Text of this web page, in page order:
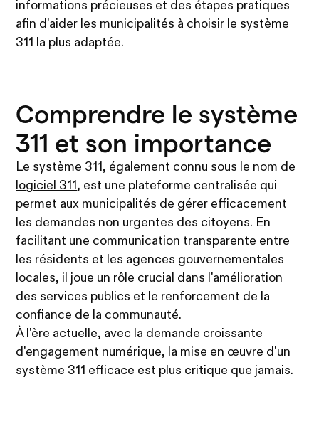
informations précieuses et des étapes pratiques
afin d'aider les municipalités à choisir le système
311 la plus adaptée.
Comprendre le système
311 et son importance
Le système 311, également connu sous le nom de
logiciel 311 , est une plateforme centralisée qui
permet aux municipalités de gérer efficacement
les demandes non urgentes des citoyens. En
facilitant une communication transparente entre
les résidents et les agences gouvernementales
locales, il joue un rôle crucial dans l'amélioration
des services publics et le renforcement de la
confiance de la communauté.
À l'ère actuelle, avec la demande croissante
d'engagement numérique, la mise en œuvre d'un
système 311 efficace est plus critique que jamais.